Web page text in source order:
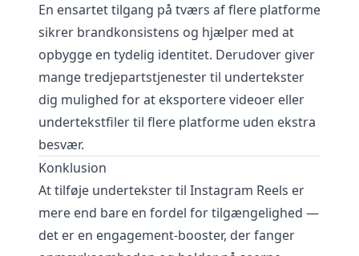
En ensartet tilgang på tværs af flere platforme
sikrer brandkonsistens og hjælper med at
opbygge en tydelig identitet. Derudover giver
mange tredjepartstjenester til undertekster
dig mulighed for at eksportere videoer eller
undertekstfiler til flere platforme uden ekstra
besvær.
Konklusion
At tilføje undertekster til Instagram Reels er
mere end bare en fordel for tilgængelighed —
det er en engagement-booster, der fanger